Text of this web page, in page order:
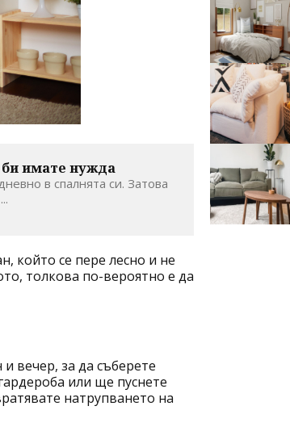
би имате нужда
в спалнята си. Затова
който се пере лесно и не
толкова по-вероятно е да
вечер, за да съберете
или ще пуснете
натрупването на